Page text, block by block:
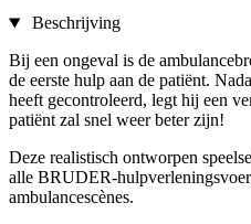
Beschrijving
Bij een ongeval is de
de eerste hulp aan de patiënt.
heeft gecontroleerd, legt hij een
patiënt zal snel weer beter zijn!
Deze realistisch ontworpen
alle BRUDER-
ambulancescènes.